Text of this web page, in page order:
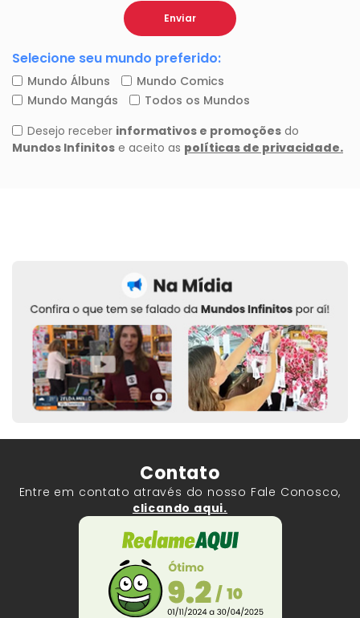
Contato
Entre em contato através do nosso Fale Conosco,
clicando aqui.